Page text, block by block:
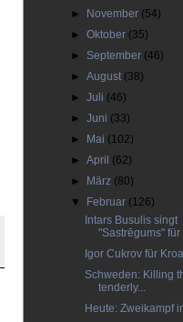
►
November (54)
►Oktober (35)
► September (46)
►August (38)
►Juli (46)
►Juni (33)
►
Mai (102)
►April (62)
►
März (80)
▼
Februar (126)
Intars Busulis singt
"Sastrēgums"
Igor Cukrov für
Schweden: Killing
tenderly...
Heute: Zweikampf